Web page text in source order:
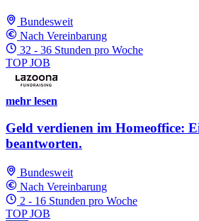
Bundesweit
Nach Vereinbarung
32 - 36 Stunden pro Woche
TOP JOB
mehr lesen
Geld verdienen im Homeoffice:
beantworten.
Bundesweit
Nach Vereinbarung
2 - 16 Stunden pro Woche
TOP JOB